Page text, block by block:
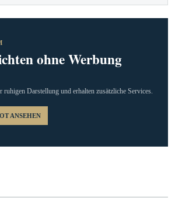
ohne Werbung
Darstellung und erhalten zusätzliche Services.
ANSEHEN